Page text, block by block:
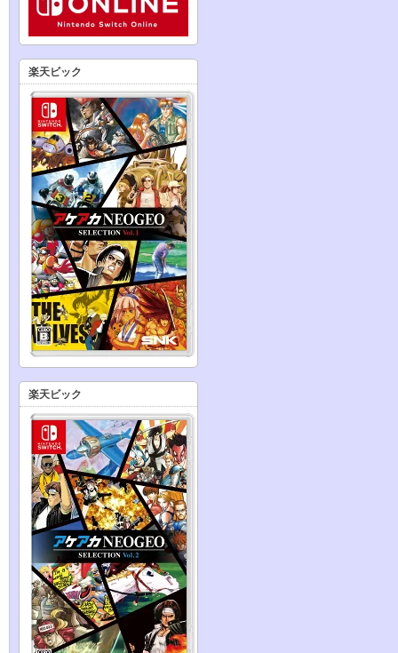
楽天ビック
楽天ビック